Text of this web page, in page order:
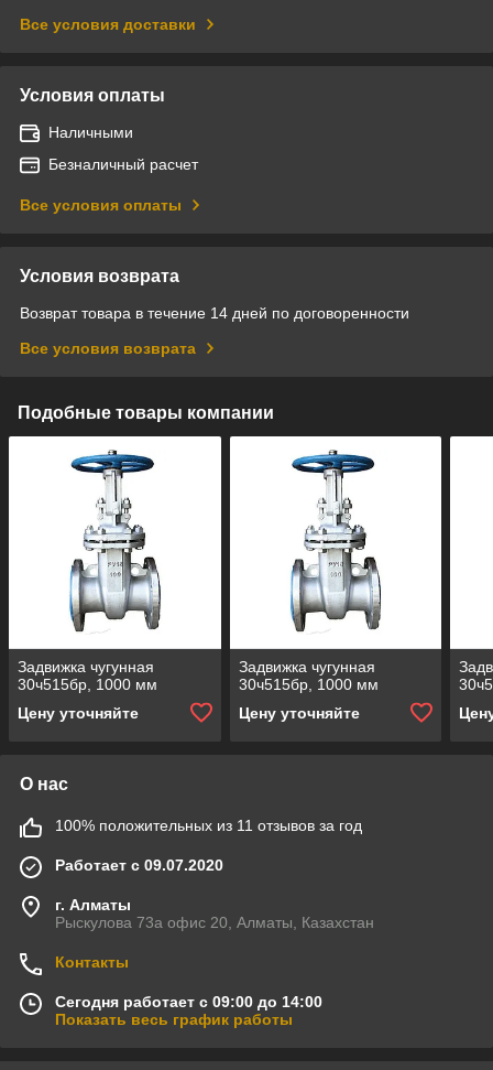
Все условия доставки
Условия оплаты
Наличными
Безналичный расчет
Все условия оплаты
Условия возврата
Возврат товара в течение 14 дней по договоренности
Все условия возврата
Подобные товары компании
Задвижка чугунная
30ч515бр, 1000 мм
Цену уточняйте
Задвижка чугунная
30ч515бр, 1000 мм
Цену уточняйте
О нас
100% положительных из 11 отзывов за год
Работает с 09.07.2020
г. Алматы
Рыскулова 73а офис 20, Алматы, Казахстан
Контакты
Сегодня работает с 09:00 до 14:00
Показать весь график работы